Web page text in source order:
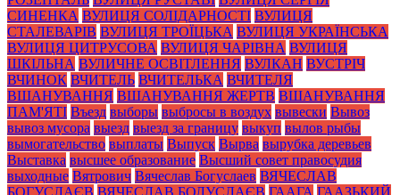
СИНЕНКА ВУЛИЦЯ СОЛІДАРНОСТІ ВУЛИЦЯ
СТАЛЕВАРІВ ВУЛИЦЯ ТРОЇЦЬКА ВУЛИЦЯ УКРАЇНСЬКА
ВУЛИЦЯ ЦИТРУСОВА ВУЛИЦЯ ЧАРІВНА ВУЛИЦЯ
ШКІЛЬНА ВУЛИЧНЕ ОСВІТЛЕННЯ ВУЛКАН ВУСТРІЧ
ВЧИНОК ВЧИТЕЛЬ ВЧИТЕЛЬКА ВЧИТЕЛЯ
ВШАНУВАННЯ ВШАНУВАННЯ ЖЕРТВ ВШАНУВАННЯ
ПАМ'ЯТІ Въезд выборы выбросы в воздух вывески Вывоз
вывоз мусора выезд выезд за границу выкуп вылов рыбы
вымогательство выплаты Выпуск Вырва вырубка деревьев
Выставка высшее образование Высший совет правосудия
выходные Вятрович Вячеслав Богуслаев ВЯЧЕСЛАВ